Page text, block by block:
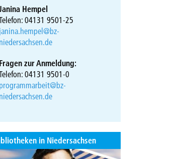
Hempel
04131 9501-25
janina.hempel@bz-
niedersachsen.de
Fragen zur Anmeldung:
04131 9501-0
niedersachsen.de
in Niedersachsen